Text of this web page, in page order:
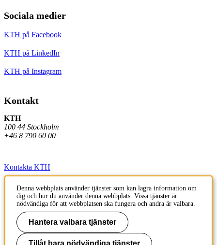
Sociala medier
KTH på Facebook
KTH på LinkedIn
KTH på Instagram
Kontakt
KTH
100 44 Stockholm
+46 8 790 60 00
Kontakta KTH
Jobba på KTH
Press och media
Faktura och betalning KTH
Om KTH:s webbplatser
Denna webbplats använder tjänster som kan lagra information om
dig och hur du använder denna webbplats. Vissa tjänster är
nödvändiga för att webbplatsen ska fungera och andra är valbara.
Hantera valbara tjänster
Tillåt bara nödvändiga tjänster